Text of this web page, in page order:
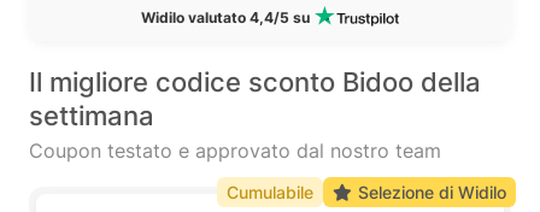
Widilo valutato 4,4/5 su
Il migliore codice sconto Bidoo della
settimana
Coupon testato e approvato dal nostro team
Cumulabile Selezione di Widilo